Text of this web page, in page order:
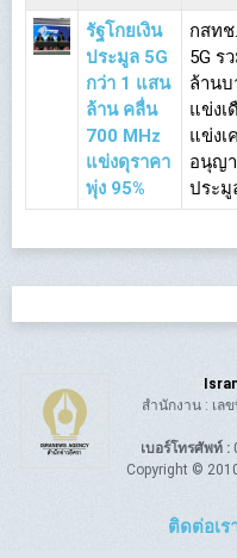
รัฐโกยเงิน
ประมูล 5G
กว่า 1 แสน
ล้าน คลื่น
700 MHz
แข่งดุราคา
พุ่ง 95%
กสทช
5G ร
ล้านบ
แข่งเ
แข่งเ
อนุญ
ประมู
สำนักงาน : เล
เบอร์โทรศัพท์ :
Copyright ©
ติดต่อเร